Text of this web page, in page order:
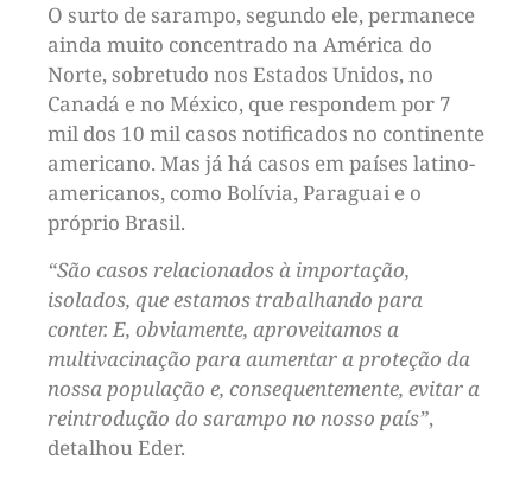
O surto de sarampo, segundo ele, permanece
ainda muito concentrado na América do
Norte, sobretudo nos Estados Unidos, no
Canadá e no México, que respondem por 7
mil dos 10 mil casos notificados no continente
americano. Mas já há casos em países latino-
americanos, como Bolívia, Paraguai e o
próprio Brasil.
“São casos relacionados à importação,
isolados, que estamos trabalhando para
conter. E, obviamente, aproveitamos a
multivacinação para aumentar a proteção da
nossa população e, consequentemente, evitar a
reintrodução do sarampo no nosso país”,
detalhou Eder.